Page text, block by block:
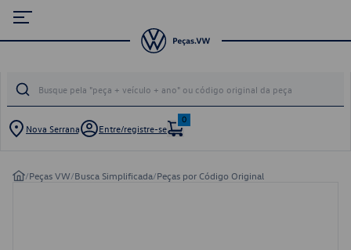
Nova Serrana Entre/registre-se
0
/Peças VW/Busca Simplificada/Peças por Código Original